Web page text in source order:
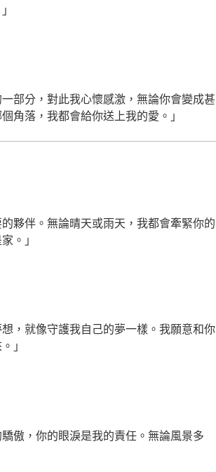
一部分，對此我心懷感激，無論你會變成甚
角落，我都會給你送上我的愛。」
夥伴。無論晴天或雨天，我都會牽緊你的
。」
想，就像守護我自己的夢一樣。我願意和你
」
傲，你的眼淚是我的責任。無論風景多